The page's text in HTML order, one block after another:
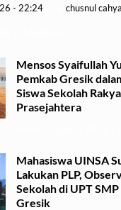
- 22:24 chusnul
Mensos Syaifullah
Pemkab Gresik
Siswa Sekolah
Prasejahtera
Mahasiswa UINSA
Lakukan PLP,
Sekolah di UPT
Gresik